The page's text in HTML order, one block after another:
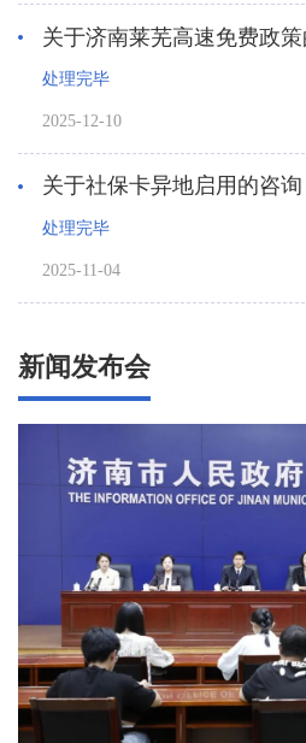
关于济南莱芜高速免费政
处理完毕
2025-12-10
关于社保卡异地启用的咨询
处理完毕
2025-11-04
新闻发布会